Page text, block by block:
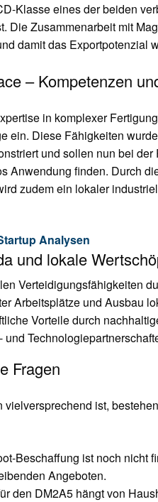
Klasse eines der beiden
Die Zusammenarbeit mit
damit das Exportpotenzial
– Kompetenzen
in komplexer
ein. Diese Fähigkeiten
und sollen nun bei
Anwendung finden. Durch
zudem ein lokaler
und lokale
Verteidigungsfähigkeiten
Arbeitsplätze und Ausbau
Vorteile durch
und
Fragen
ist,
Beschaffung ist noch nicht
Angeboten.
den DM2A5 hängt von